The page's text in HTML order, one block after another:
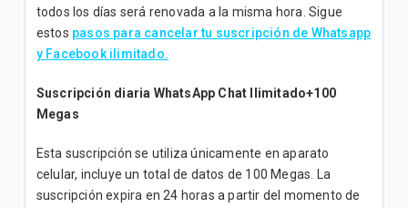
todos los días será renovada a la misma hora. Sigue
estos pasos para cancelar tu suscripción de Whatsapp
y Facebook ilimitado.
Suscripción diaria WhatsApp Chat Ilimitado+100
Megas
Esta suscripción se utiliza únicamente en aparato
celular, incluye un total de datos de 100 Megas. La
suscripción expira en 24 horas a partir del momento de